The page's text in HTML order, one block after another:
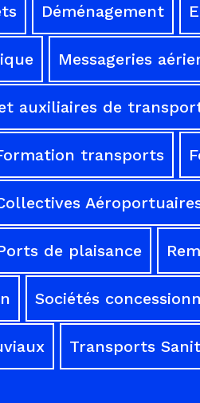
Déménagement
Messageries
auxiliaires de
transports
de plaisance
Sociétés
Transports